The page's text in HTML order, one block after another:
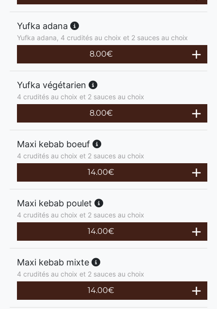
Yufka adana
Yufka adana, 4 crudités au choix et 2 sauces au choix
8.00€
Yufka végétarien
4 crudités au choix et 2 sauces au choix
8.00€
Maxi kebab boeuf
4 crudités au choix et 2 sauces au choix
14.00€
Maxi kebab poulet
4 crudités au choix et 2 sauces au choix
14.00€
Maxi kebab mixte
4 crudités au choix et 2 sauces au choix
14.00€